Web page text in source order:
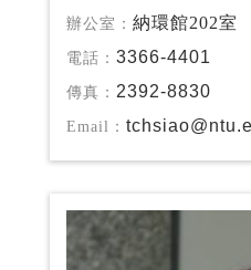
辦公室： 納環館202室
電話： 3366-4401
傳真： 2392-8830
Email：